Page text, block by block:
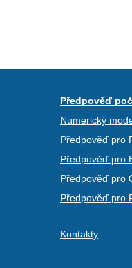
Předpověď
Numerický
Předpověď pro
Předpověď pro
Předpověď pro
Předpověď pro
Kontakty